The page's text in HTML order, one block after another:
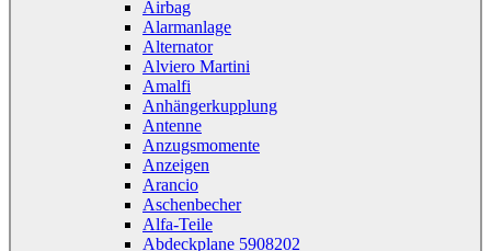
Airbag
Alarmanlage
Alternator
Alviero Martini
Amalfi
Anhängerkupplung
Antenne
Anzugsmomente
Anzeigen
Arancio
Aschenbecher
Alfa-Teile
Abdeckplane 5908202